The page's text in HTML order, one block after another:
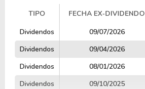
TIPO FECHA EX-DIVIDENDO
TIPO
FECHA EX-DIVIDENDO
Dividendos 09/07/2026
Dividendos
09/04/2026
Dividendos
08/01/2026
Dividendos
09/10/2025